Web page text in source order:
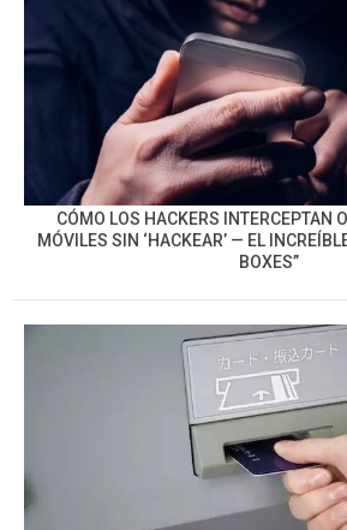
CÓMO LOS HACKERS INTERCEPTAN
MÓVILES SIN ‘HACKEAR’ — EL
BOXES”